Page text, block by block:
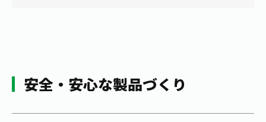
安全・安心な製品づくり